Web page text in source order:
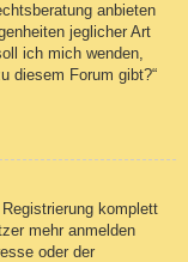
anbieten
jeglicher Art
ich mich wenden,
diesem Forum gibt?“
komplett
mehr anmelden
oder der